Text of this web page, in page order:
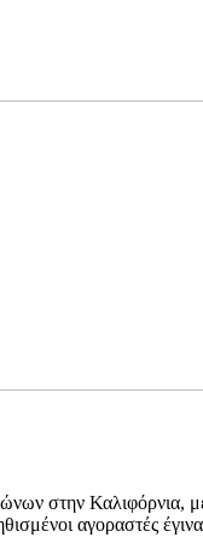
στην Καλιφόρνια,
αγοραστές